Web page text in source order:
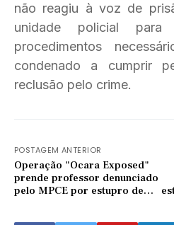
não reagiu à voz de
unidade policial
procedimentos
condenado a cumprir
reclusão pelo crime.
POSTAGEM ANTERIOR
Operação "Ocara Exposed"
prende professor denunciado
pelo MPCE por estupro de